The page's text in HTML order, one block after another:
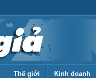
Thế giới Kinh doanh